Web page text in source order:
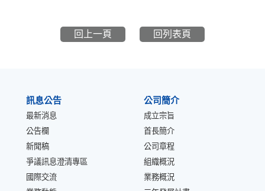
回上一頁 回列表頁
訊息公告
最新消息
公告欄
新聞稿
爭議訊息澄清專區
國際交流
公司簡介
成立宗旨
首長簡介
公司章程
組織概況
業務概況